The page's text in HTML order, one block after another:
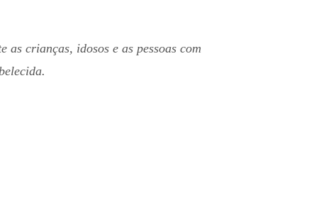
as crianças, idosos e as pessoas com